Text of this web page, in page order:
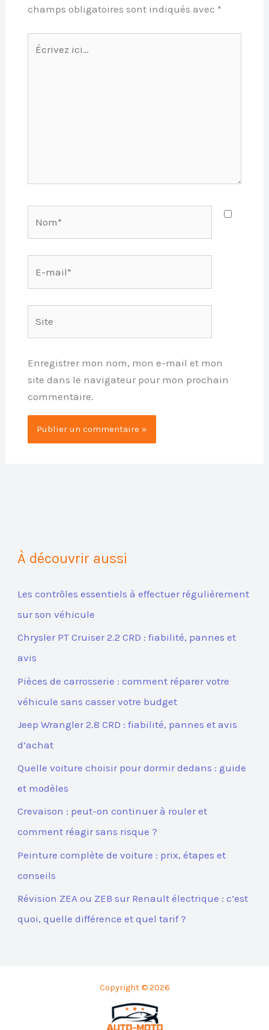
champs obligatoires sont indiqués avec *
Enregistrer mon nom, mon e-mail et mon
site dans le navigateur pour mon prochain
commentaire.
À découvrir aussi
Les contrôles essentiels à effectuer régulièrement
sur son véhicule
Chrysler PT Cruiser 2.2 CRD : fiabilité, pannes et
avis
Pièces de carrosserie : comment réparer votre
véhicule sans casser votre budget
Jeep Wrangler 2.8 CRD : fiabilité, pannes et avis
d’achat
Quelle voiture choisir pour dormir dedans : guide
et modèles
Crevaison : peut-on continuer à rouler et
comment réagir sans risque ?
Peinture complète de voiture : prix, étapes et
conseils
Révision ZEA ou ZEB sur Renault électrique : c’est
quoi, quelle différence et quel tarif ?
Copyright © 2026